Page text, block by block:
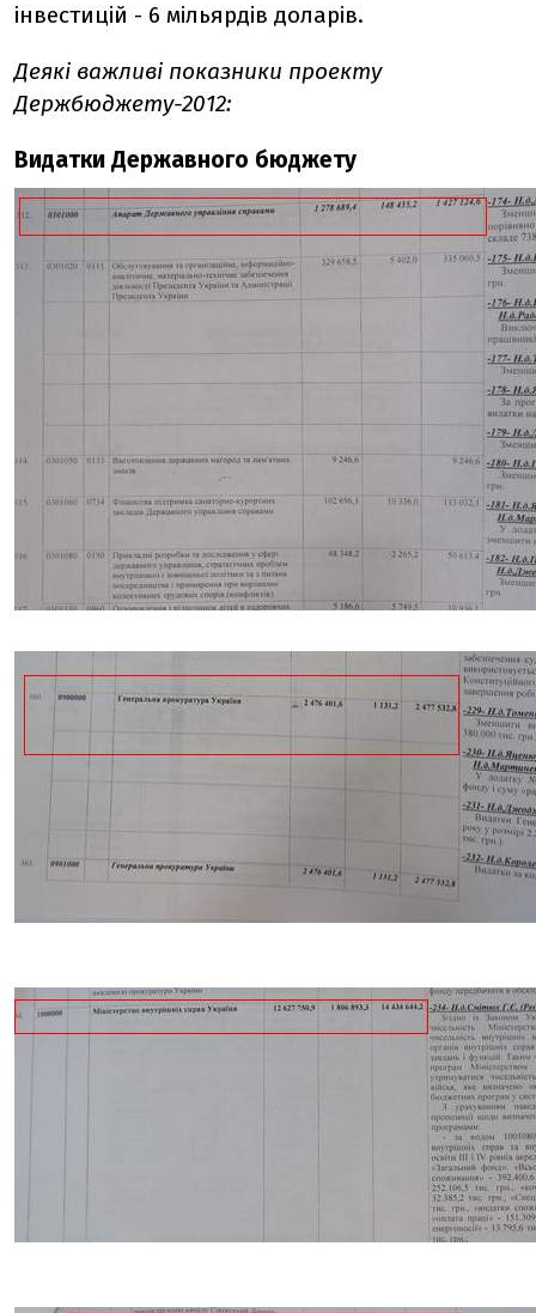
інвестицій - 6 мільярдів доларів.
Деякі важливі показники проекту
Держбюджету-2012:
Видатки Державного бюджету